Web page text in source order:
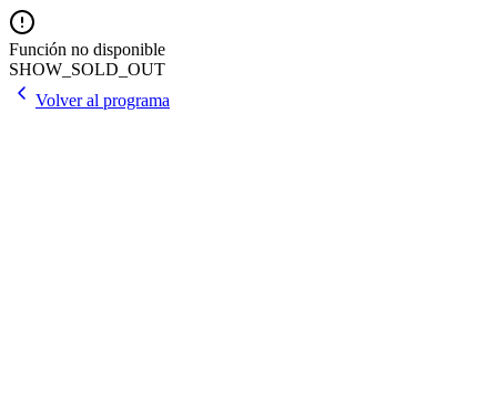
Función no disponible
SHOW_SOLD_OUT
Volver al programa